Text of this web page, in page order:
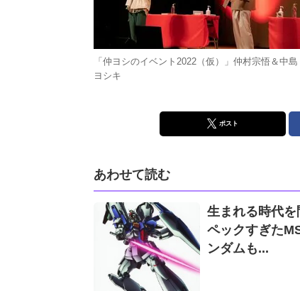
「仲ヨシのイベント2022（仮）」仲村宗悟＆中島
ヨシキ
ポスト
あわせて読む
生まれる時代
ペックすぎたMS」の衝撃 Zを上回るフル
ンダムも...